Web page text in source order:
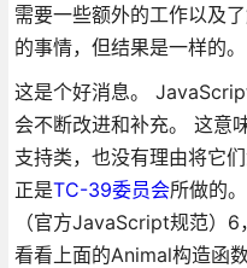
需要一些额外的工作以及
的事情，但结果是一样的。
这是个好消息。
会不断改进和补充。 这意
支持类，也没有理由将它
正是TC-39委员会所做的
（官方JavaScript规范）
看看上面的Animal构造函